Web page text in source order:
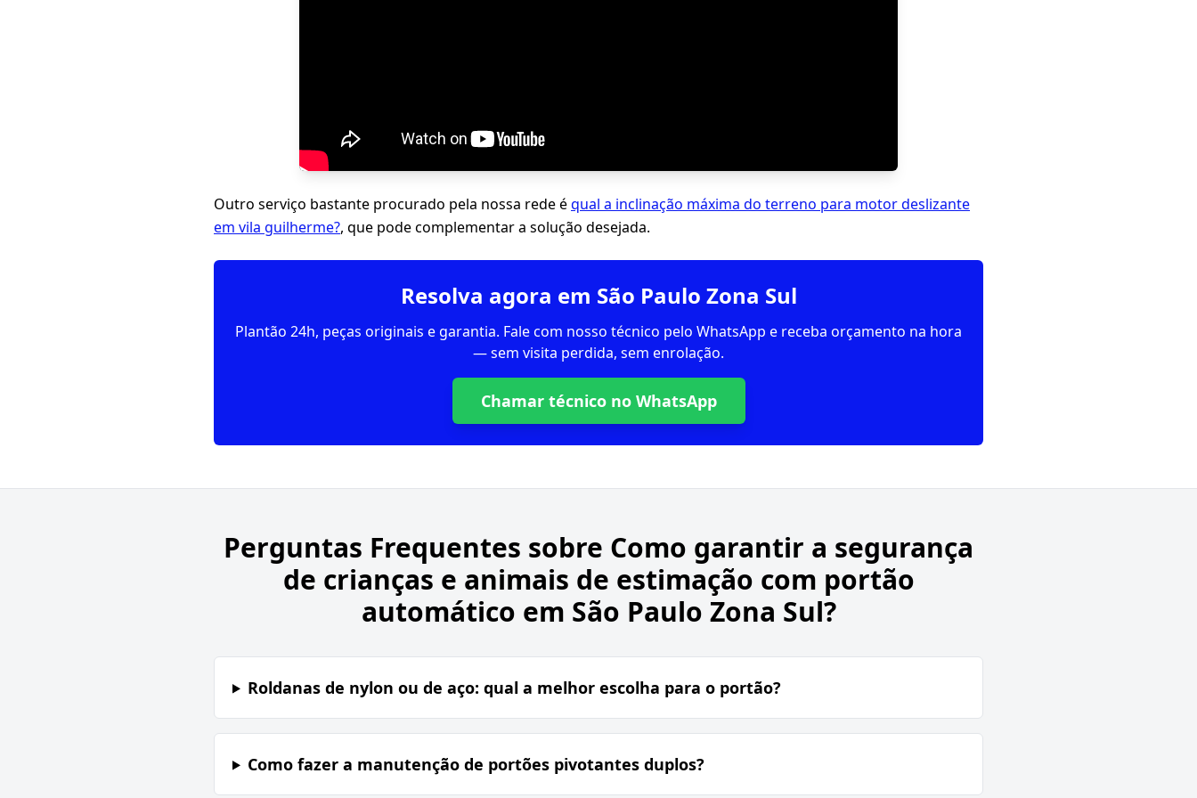
Outro serviço bastante procurado pela nossa rede équal a inclinação máxima do terreno para motor deslizante
em vila guilherme?, que pode complementar a solução desejada.
Resolva agora em São Paulo Zona Sul
Plantão 24h, peças originais e garantia. Fale com nosso técnico pelo WhatsApp e receba orçamento na hora
— sem visita perdida, sem enrolação.
Chamar técnico no WhatsApp
Perguntas Frequentes sobre Como garantir a segurança
de crianças e animais de estimação com portão
automático em São Paulo Zona Sul?
Roldanas de nylon ou de aço: qual a melhor escolha para o portão?
Como fazer a manutenção de portões pivotantes duplos?